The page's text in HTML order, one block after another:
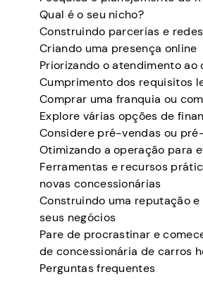
Qual é o seu nicho?
Construindo parcerias e redes
Criando uma presença online
Priorizando o atendimento ao
Cumprimento dos requisitos
Comprar uma franquia ou
Explore várias opções de
Considere pré-vendas ou
Otimizando a operação para
Ferramentas e recursos
novas concessionárias
Construindo uma reputação
seus negócios
Pare de procrastinar e
de concessionária de carros
Perguntas frequentes